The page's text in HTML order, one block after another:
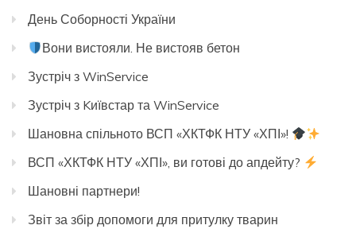
День Соборності України
Вони вистояли. Не вистояв бетон
Зустріч з WinService
Зустріч з Kиївстар та WinService
Шановна спільното ВСП «ХКТФК НТУ «ХПІ»!
ВСП «ХКТФК НТУ «ХПІ», ви готові до апдейту?
Шановні партнери!
Звіт за збір допомоги для притулку тварин